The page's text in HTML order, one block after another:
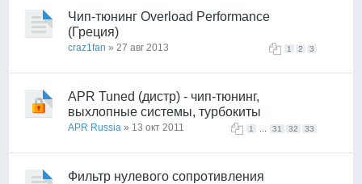
Чип-тюнинг Overload Performance
(Греция)
1 2 3
craz1fan » 27 авг 2013
APR Tuned (дистр) - чип-тюнинг,
выхлопные системы, турбокиты
1 31 32 33
APR Russia » 13 окт 2011
Фильтр нулевого сопротивления